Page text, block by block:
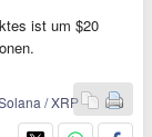
ist um $20
/ XRP